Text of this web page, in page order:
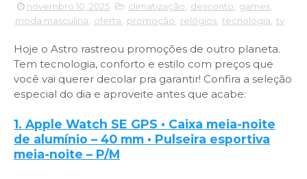
novembro 10, 2025 climatização desconto games
moda masculina
oferta promoção relógios tecnologia tv
Hoje o Astro rastreou promoções de outro planeta.
Tem tecnologia, conforto e estilo com preços que
você vai querer decolar pra garantir! Confira a seleção
especial do dia e aproveite antes que acabe:
1. Apple Watch SE GPS • Caixa meia-noite
de alumínio – 40 mm • Pulseira esportiva
meia-noite – P/M